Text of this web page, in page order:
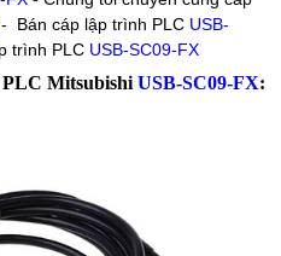
Bán cáp lập trình PLC USB-
trình PLC USB-SC09-FX
Mitsubishi USB-SC09-FX: